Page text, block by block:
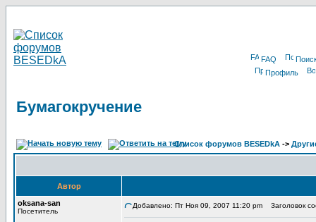
FAQ
Профиль
Бумагокручение
Список форумов BESEDkA ->
Автор
oksana-san
Посетитель
Добавлено: Пт Ноя 09, 2007 11:20 pm Заголовок